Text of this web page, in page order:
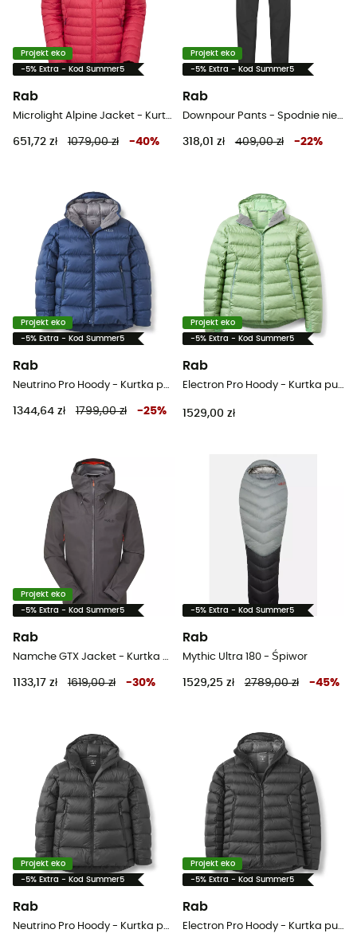
Projekt eko
-5% Extra - Kod Summer5
Rab
Microlight Alpine Jacket - Kurtka puchowa damski
651,72 zł 1079,00 zł -40%
Projekt eko
-5% Extra - Kod Summer5
Rab
Downpour Pants - Spodnie nieprzemakalne męskie
318,01 zł 409,00 zł -22%
Projekt eko
-5% Extra - Kod Summer5
Rab
Neutrino Pro Hoody - Kurtka puchowa meski
1344,64 zł 1799,00 zł -25%
Projekt eko
-5% Extra - Kod Summer5
Rab
Electron Pro Hoody - Kurtka puchowa damski
1529,00 zł
Projekt eko
-5% Extra - Kod Summer5
Rab
Namche GTX Jacket - Kurtka przeciwdeszczowa meska
1133,17 zł 1619,00 zł -30%
-5% Extra - Kod Summer5
Rab
Mythic Ultra 180 - Śpiwor
1529,25 zł 2789,00 zł -45%
Projekt eko
-5% Extra - Kod Summer5
Rab
Neutrino Pro Hoody - Kurtka puchowa meski
Projekt eko
-5% Extra - Kod Summer5
Rab
Electron Pro Hoody - Kurtka puchowa meski